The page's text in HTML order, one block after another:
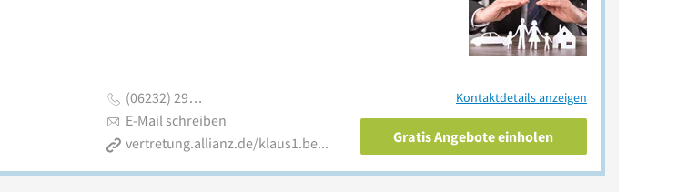
(06232) 29…
E-Mail schreiben
vertretung.allianz.de/klaus1.bereswill/?AZMEDID=Sharelink_CH-Custom_TH-VTHP_PA-ABV_PD-Vertreterseite_KA-perma|open|GBP.Website
Kontaktdetails anzeigen
Gratis Angebote einholen